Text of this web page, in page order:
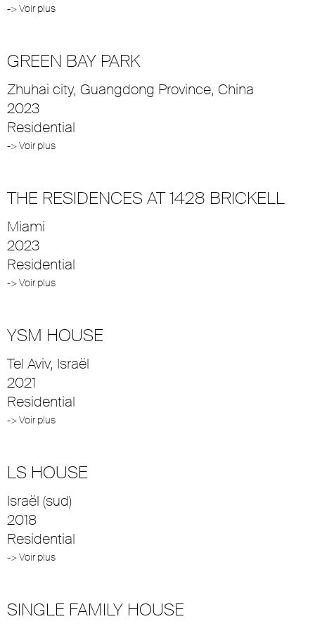
-> Voir plus
GREEN BAY PARK
Zhuhai city, Guangdong Province, China
2023
Residential
-> Voir plus
THE RESIDENCES AT 1428 BRICKELL
Miami
2023
Residential
-> Voir plus
YSM HOUSE
Tel Aviv, Israël
2021
Residential
-> Voir plus
LS HOUSE
Israël (sud)
2018
Residential
-> Voir plus
SINGLE FAMILY HOUSE